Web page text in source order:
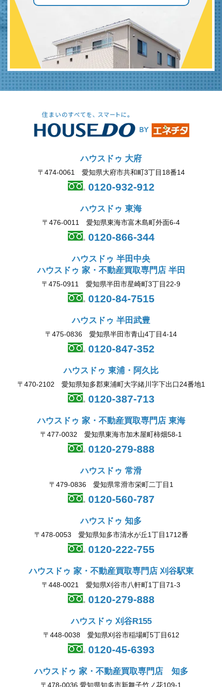
ハウスドゥ 大府
〒474-0061 愛知県大府市共和町3丁目18番14
0120-932-912
ハウスドゥ 東海
〒476-0011 愛知県東海市富木島町外面6-4
0120-866-344
ハウスドゥ 半田中央
ハウスドゥ 家・不動産買取専門店 半田
〒475-0911 愛知県半田市星崎町3丁目22-9
0120-84-7515
ハウスドゥ 半田武豊
〒475-0836 愛知県半田市青山4丁目4-14
0120-847-352
ハウスドゥ 東浦・阿久比
〒470-2102 愛知県知多郡東浦町大字緒川字下出口24番地1
0120-387-713
ハウスドゥ 家・不動産買取専門店 東海
〒477-0032 愛知県東海市加木屋町柿畑58-1
0120-279-888
ハウスドゥ 常滑
〒479-0836 愛知県常滑市栄町二丁目1
0120-560-787
ハウスドゥ 知多
〒478-0053 愛知県知多市清水が丘1丁目1712番
0120-222-755
ハウスドゥ 家・不動産買取専門店 刈谷駅東
〒448-0021 愛知県刈谷市八軒町1丁目71-3
0120-279-888
ハウスドゥ 刈谷R155
〒448-0038 愛知県刈谷市稲場町5丁目612
0120-45-6393
ハウスドゥ 家・不動産買取専門店 知多
〒478-0036 愛知県知多市新舞子竹ノ花109-1